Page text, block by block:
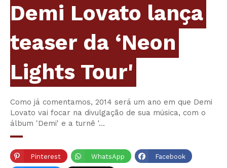
Demi Lovato lança
teaser da ‘Neon
Lights Tour'
Como já comentamos, 2014 será um ano em que Demi
Lovato vai focar na divulgação de sua música, com o
álbum 'Demi' e a turnê '…
Pinterest WhatsApp Facebook